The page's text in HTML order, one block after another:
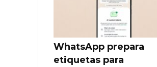
WhatsApp prepara
etiquetas para